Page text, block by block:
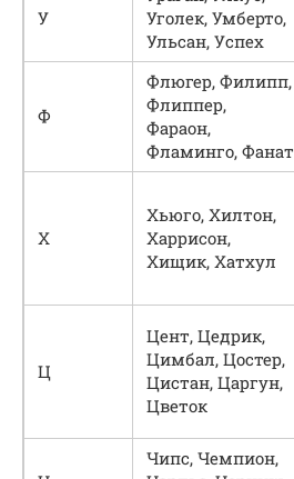
У
Уголек, Умберто,
Ульсан, Успех
Ф
Флюгер, Филипп,
Флиппер,
Фараон,
Фламинго, Фанат
Х
Хьюго, Хилтон,
Харрисон,
Хищик, Хатхул
Ц
Цент, Цедрик,
Цимбал, Цостер,
Цистан, Царгун,
Цветок
Чипс, Чемпион,